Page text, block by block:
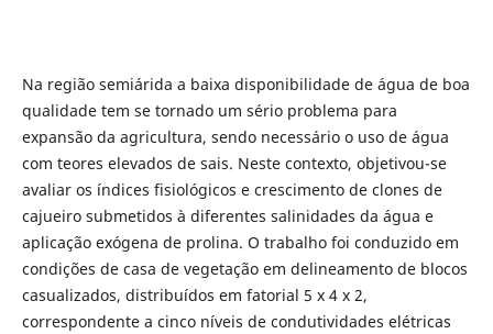
Na região semiárida a baixa disponibilidade de água de boa
qualidade tem se tornado um sério problema para
expansão da agricultura, sendo necessário o uso de água
com teores elevados de sais. Neste contexto, objetivou-se
avaliar os índices fisiológicos e crescimento de clones de
cajueiro submetidos à diferentes salinidades da água e
aplicação exógena de prolina. O trabalho foi conduzido em
condições de casa de vegetação em delineamento de blocos
casualizados, distribuídos em fatorial 5 x 4 x 2,
correspondente a cinco níveis de condutividades elétricas